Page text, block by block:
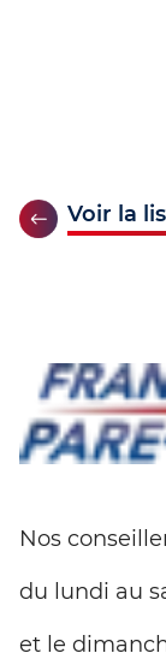
Voir la
Nos
du lundi au
et le